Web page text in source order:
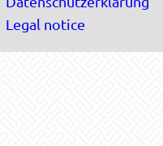
Legal notice